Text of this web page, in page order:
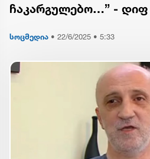
ჩაკარგულებო…” - დიფ
სოცმედია • 22/6/2025 • 5:33